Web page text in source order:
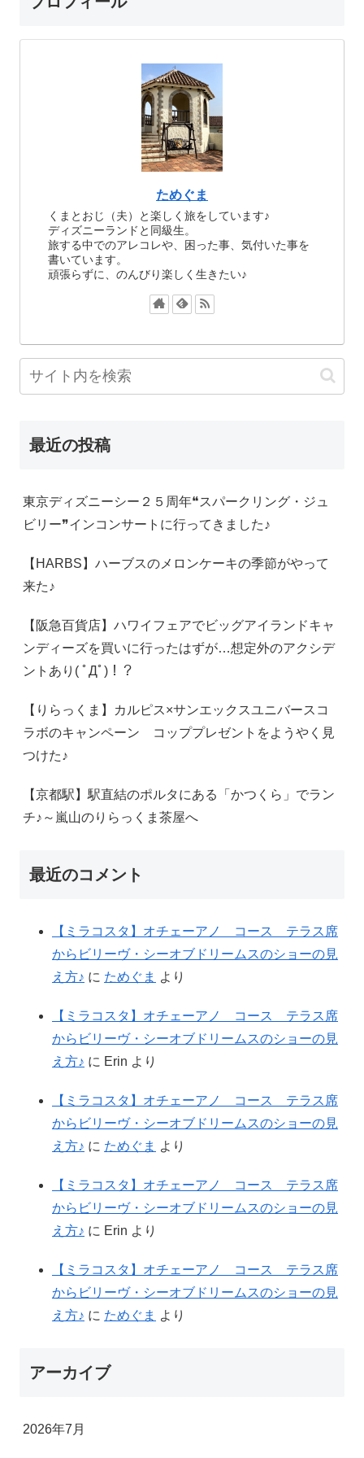
ためぐま
くまとおじ（夫）と楽しく旅をしています♪
ディズニーランドと同級生。
旅する中でのアレコレや、困った事、気付いた事を
書いています。
頑張らずに、のんびり楽しく生きたい♪
最近の投稿
東京ディズニーシー２５周年❝スパークリング・ジュ
ビリー❞インコンサートに行ってきました♪
【HARBS】ハーブスのメロンケーキの季節がやって
来た♪
【阪急百貨店】ハワイフェアでビッグアイランドキャ
ンディーズを買いに行ったはずが…想定外のアクシデ
ントあり( ﾟДﾟ)！？
【りらっくま】カルピス×サンエックスユニバースコ
ラボのキャンペーン コッププレゼントをようやく見
つけた♪
【京都駅】駅直結のポルタにある「かつくら」でラン
チ♪～嵐山のりらっくま茶屋へ
最近のコメント
【ミラコスタ】オチェーアノ コース テラス席
からビリーヴ・シーオブドリームスのショーの見
え方♪ に ためぐま より
【ミラコスタ】オチェーアノ コース テラス席
からビリーヴ・シーオブドリームスのショーの見
え方♪ に Erin より
【ミラコスタ】オチェーアノ コース テラス席
からビリーヴ・シーオブドリームスのショーの見
え方♪ に ためぐま より
【ミラコスタ】オチェーアノ コース テラス席
からビリーヴ・シーオブドリームスのショーの見
え方♪ に Erin より
【ミラコスタ】オチェーアノ コース テラス席
からビリーヴ・シーオブドリームスのショーの見
え方♪ に ためぐま より
アーカイブ
2026年7月